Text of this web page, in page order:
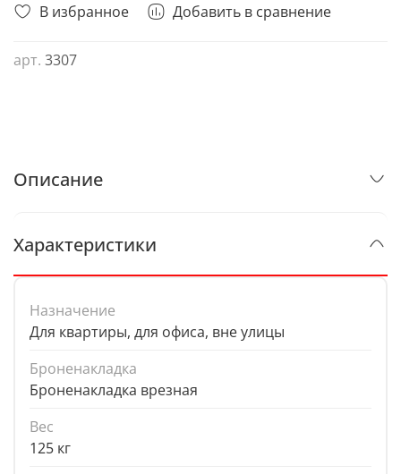
В избранное Добавить в сравнение
арт. 3307
Описание
Характеристики
Назначение
Для квартиры, для офиса, вне улицы
Броненакладка
Броненакладка врезная
Вес
125 кг